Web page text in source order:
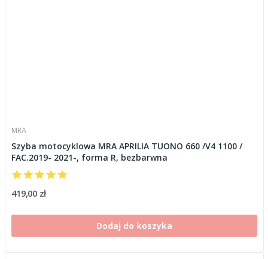
MRA
Szyba motocyklowa MRA APRILIA TUONO 660 /V4 1100 /
FAC.2019- 2021-, forma R, bezbarwna
419,00 zł
Dodaj do koszyka